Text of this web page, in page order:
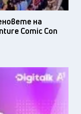
на
Comic Con